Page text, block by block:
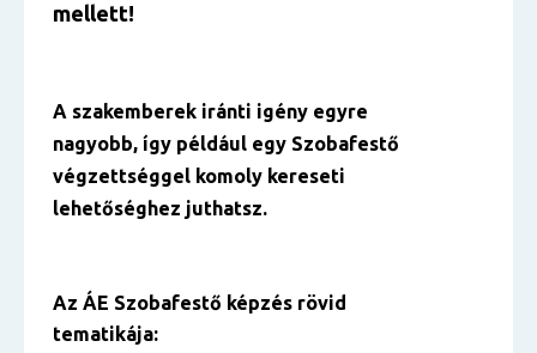
mellett!
A szakemberek iránti igény egyre
nagyobb, így például egy Szobafestő
végzettséggel komoly kereseti
lehetőséghez juthatsz.
Az ÁE Szobafestő képzés rövid
tematikája: